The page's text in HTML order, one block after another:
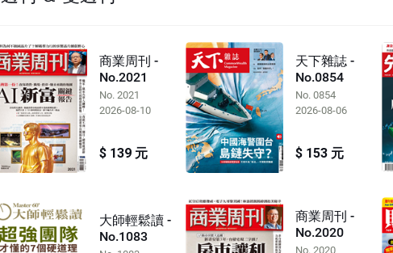
商業周刊 -
No.2021
No. 2021
2026-08-10
$ 139 元
天下雜誌 -
No.0854
No. 0854
2026-08-06
$ 153 元
大師輕鬆讀 -
No.1083
商業周刊 -
No.2020
No. 2020